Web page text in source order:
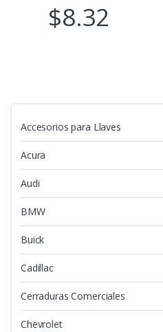
$8.32
Accesorios para Llaves
Acura
Audi
BMW
Buick
Cadillac
Cerraduras Comerciales
Chevrolet